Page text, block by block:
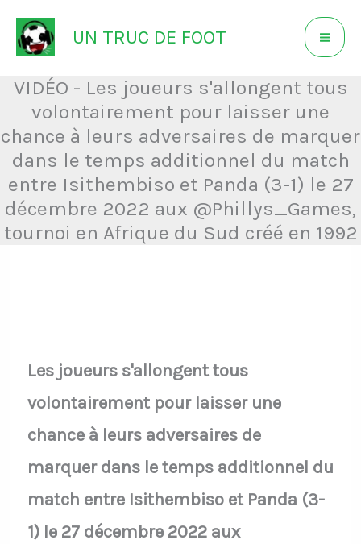
Aller
au
contenu
UN TRUC DE FOOT
VIDÉO - Les joueurs s'allongent tous
volontairement pour laisser une
chance à leurs adversaires de marquer
dans le temps additionnel du match
entre Isithembiso et Panda (3-1) le 27
décembre 2022 aux @Phillys_Games,
tournoi en Afrique du Sud créé en 1992
Les joueurs s'allongent tous
volontairement pour laisser une
chance à leurs adversaires de
marquer dans le temps additionnel du
match entre Isithembiso et Panda (3-
1) le 27 décembre 2022 aux